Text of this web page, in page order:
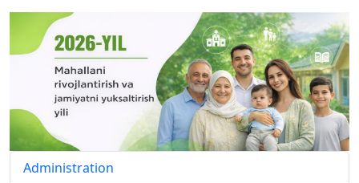
Administration